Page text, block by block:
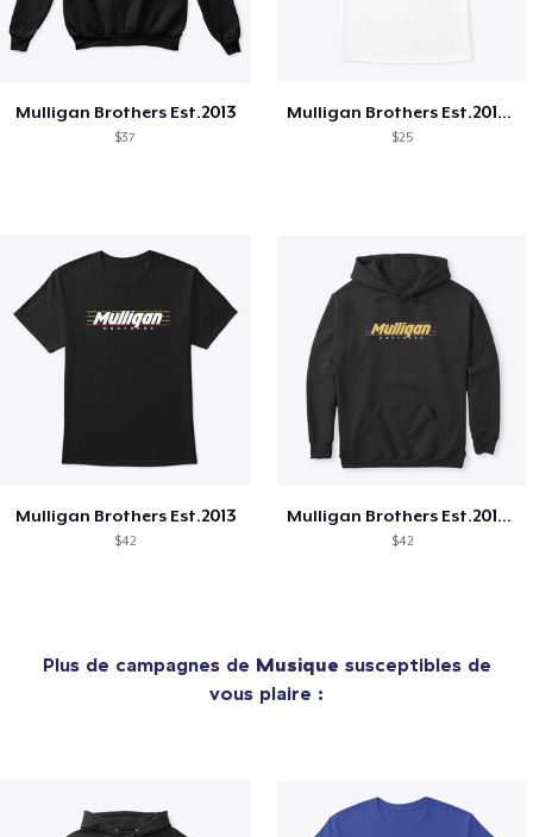
Mulligan Brothers Est.2013
$37
Mulligan Brothers Est.2013 - Light
$25
Mulligan Brothers Est.2013
$42
Mulligan Brothers Est.2013 - Gold
$42
Plus de campagnes de Musique susceptibles de
vous plaire :